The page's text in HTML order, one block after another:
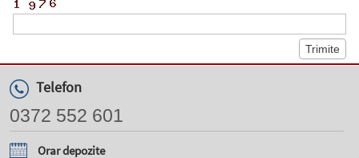
Telefon
0372 552 601
Orar depozite